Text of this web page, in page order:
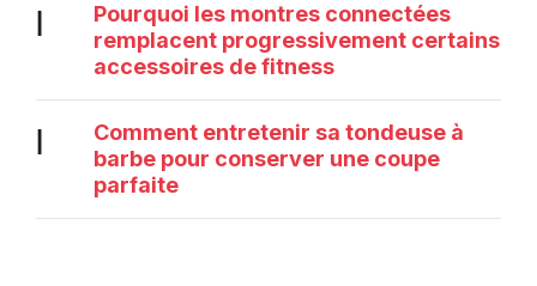
Pourquoi les montres connectées
remplacent progressivement certains
accessoires de fitness
Comment entretenir sa tondeuse à
barbe pour conserver une coupe
parfaite